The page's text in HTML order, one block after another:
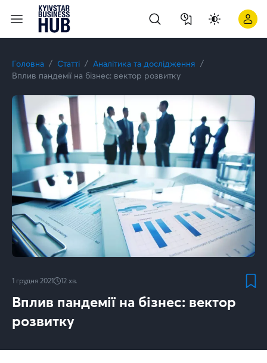
Головна Статті
Аналітика та дослідження
Вплив пандемії на бізнес: вектор розвитку
1 грудня 2021 12 хв.
Вплив пандемії на бізнес: вектор
розвитку